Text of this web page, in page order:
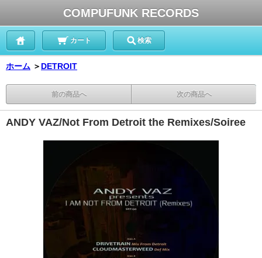
COMPUFUNK RECORDS
カート 検索
ホーム ＞ DETROIT
前の商品へ 次の商品へ
ANDY VAZ/Not From Detroit the Remixes/Soiree